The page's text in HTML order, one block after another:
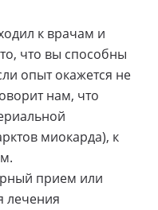
к врачам и
что вы способны
опыт окажется не
нам, что
миокарда), к
прием или
лечения